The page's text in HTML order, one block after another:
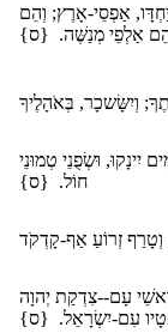
אַפְסֵי-אָרֶץ; וְהֵם
אַלְפֵי מְנַשֶּׁה. {ס}
וּשְׂפֻנֵי טְמוּנֵי
חוֹל. {ס}
עָם--צִדְקַת יְהוָה
עִם-יִשְׂרָאֵל. {ס}